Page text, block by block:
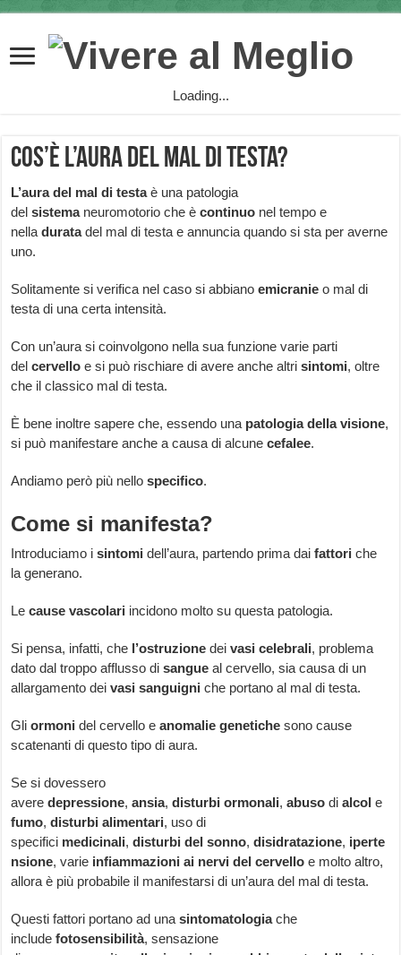
Loading...
Cos’è l’aura del mal di testa?
L’aura del mal di testaè una patologia
delsistemaneuromotorio che ècontinuo nel tempo e
nelladuratadel mal di testa e annuncia quando si sta per averne
uno.
Solitamente si verifica nel caso si abbianoemicranie o mal di
testa di una certa intensità.
Con un’aura si coinvolgono nella sua funzione varie parti
delcervello e si può rischiare di avere anche altrisintomi, oltre
che il classico mal di testa.
È bene inoltre sapere che, essendo una patologia della visione,
si può manifestare anche a causa di alcunecefalee.
Andiamo però più nellospecifico.
Come si manifesta?
Introduciamo isintomi dell’aura, partendo prima daifattori che
la generano.
Lecause vascolari incidono molto su questa patologia.
Si pensa, infatti, che l’ostruzione deivasi celebrali, problema
dato dal troppo afflusso disangue al cervello, sia causa di un
allargamento deivasi sanguigni che portano al mal di testa.
Gliormoni del cervello eanomalie genetiche sono cause
scatenanti di questo tipo di aura.
Se si dovessero
averedepressione,ansia,disturbi ormonali,abuso dialcol e
fumo,disturbi alimentari, uso di
specifici medicinali,disturbi del sonno,disidratazione, iperte
nsione, varie infiammazioni ai nervi del cervello e molto altro,
allora è più probabile il manifestarsi di un’aura del mal di testa.
Questi fattori portano ad unasintomatologiache
includefotosensibilità, sensazione